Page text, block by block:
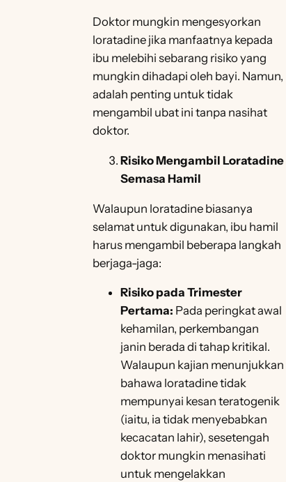
Doktor mungkin mengesyorkan
loratadine jika manfaatnya kepada
ibu melebihi sebarang risiko yang
mungkin dihadapi oleh bayi. Namun,
adalah penting untuk tidak
mengambil ubat ini tanpa nasihat
doktor.
Risiko Mengambil Loratadine
Semasa Hamil
Walaupun loratadine biasanya
selamat untuk digunakan, ibu hamil
harus mengambil beberapa langkah
berjaga-jaga:
Risiko pada Trimester
Pertama: Pada peringkat awal
kehamilan, perkembangan
janin berada di tahap kritikal.
Walaupun kajian menunjukkan
bahawa loratadine tidak
mempunyai kesan teratogenik
(iaitu, ia tidak menyebabkan
kecacatan lahir), sesetengah
doktor mungkin menasihati
untuk mengelakkan